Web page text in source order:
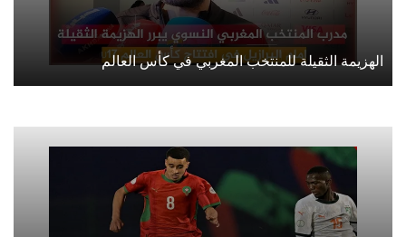
الهزيمة الثقيلة للمنتخب المغربي في كأس العالم